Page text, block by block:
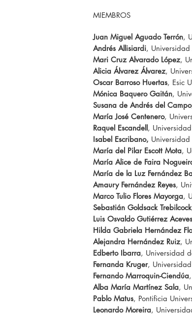
MIEMBROS
Juan Miguel Aguado Terrón,
Andrés Allisiardi,
Mari Cruz Alvarado López,
Alicia Álvarez Álvarez,
Oscar Barroso Huertas, Esic
Mónica Baquero Gaitán,
Susana de Andrés del Campo
María José Centenero,
Raquel Escandell,
Isabel Escribano,
María del Pilar Escott Mota,
María Alice de Faira
María de la Luz Fernández
Amaury Fernández Reyes,
Marco Tulio Flores Mayorga,
Sebastián Goldsack Trebilcock
Luis Osvaldo Gutiérrez Aceves
Hilda Gabriela Hernández
Alejandra Hernández Ruiz,
Edberto Ibarra, Universidad
Fernanda Kruger,
Fernando Marroquin-Ciendúa
Alba María Martínez Sala,
Pablo Matus, Pontificia
Leonardo Moreira,